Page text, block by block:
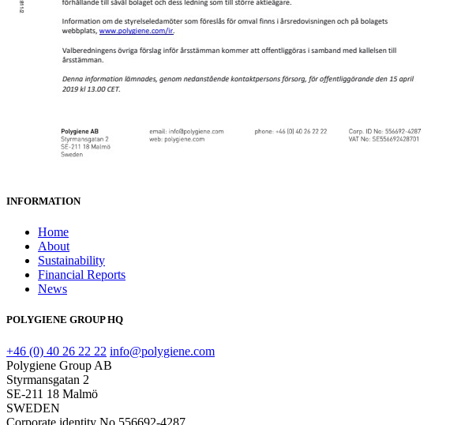
INFORMATION
Home
About
Sustainability
Financial Reports
News
POLYGIENE GROUP HQ
+46 (0) 40 26 22 22 info@polygiene.com
Polygiene Group AB
Styrmansgatan 2
SE-211 18 Malmö
SWEDEN
Corporate identity No 556692-4287